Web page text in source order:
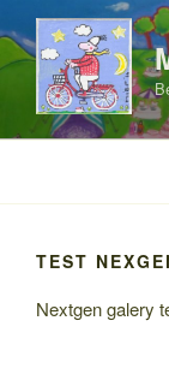
naar
de
inhoud
TEST
Nextgen galery